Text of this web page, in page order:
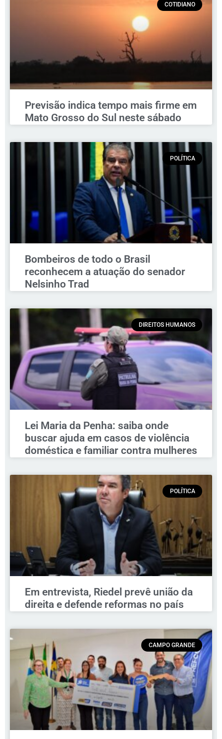
COTIDIANO
Previsão indica tempo mais firme em
Mato Grosso do Sul neste sábado
POLÍTICA
Bombeiros de todo o Brasil
reconhecem a atuação do senador
Nelsinho Trad
DIREITOS HUMANOS
Lei Maria da Penha: saiba onde
buscar ajuda em casos de violência
doméstica e familiar contra mulheres
POLÍTICA
Em entrevista, Riedel prevê união da
direita e defende reformas no país
CAMPO GRANDE